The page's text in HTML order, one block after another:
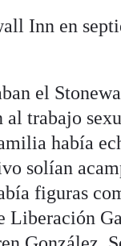
Inn en
el
al trabajo
había
solían
figuras
Liberación